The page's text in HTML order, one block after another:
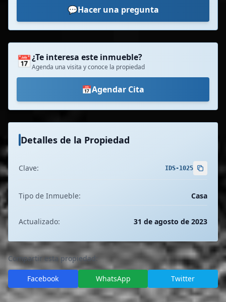
💬Hacer una pregunta
📅¿Te interesa este inmueble?
Agenda una visita y conoce la propiedad
📅Agendar Cita
Detalles de la Propiedad
Clave: IDS-1025
Tipo de Inmueble: Casa
Actualizado: 31 de agosto de 2023
Compartir esta propiedad:
Facebook WhatsApp Twitter